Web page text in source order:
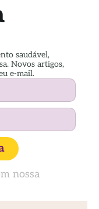
saudável,
Novos artigos,
e-mail.
nossa